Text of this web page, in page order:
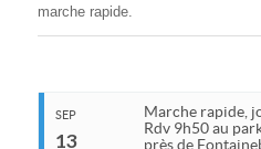
marche rapide.
SEP
13
Marche rapide,
Rdv 9h50 au
près de